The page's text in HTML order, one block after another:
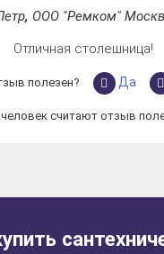
, ООО "Ремком"
Отличная столешница!
полезен? Да
человек считают отзыв